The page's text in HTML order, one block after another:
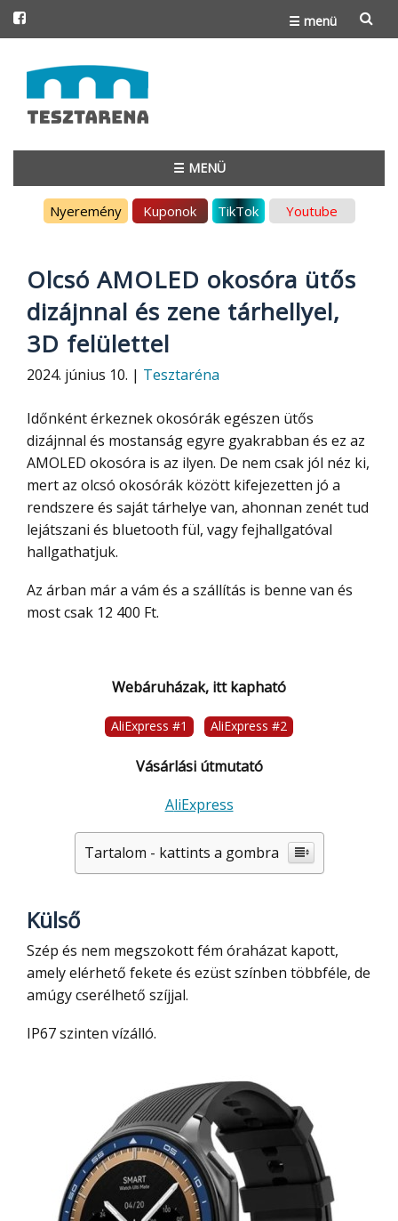
☰ menü
to
content
☰ MENÜ
Nyeremény Kuponok TikTok Youtube
Olcsó AMOLED okosóra ütős
dizájnnal és zene tárhellyel,
3D felülettel
2024. június 10. | Tesztaréna
Időnként érkeznek okosórák egészen ütős
dizájnnal és mostanság egyre gyakrabban és ez az
AMOLED okosóra is az ilyen. De nem csak jól néz ki,
mert az olcsó okosórák között kifejezetten jó a
rendszere és saját tárhelye van, ahonnan zenét tud
lejátszani és bluetooth fül, vagy fejhallgatóval
hallgathatjuk.
Az árban már a vám és a szállítás is benne van és
most csak 12 400 Ft.
Webáruházak, itt kapható
AliExpress #1 AliExpress #2
Vásárlási útmutató
AliExpress
Tartalom - kattints a gombra
Külső
Szép és nem megszokott fém óraházat kapott,
amely elérhető fekete és ezüst színben többféle, de
amúgy cserélhető szíjjal.
IP67 szinten vízálló.